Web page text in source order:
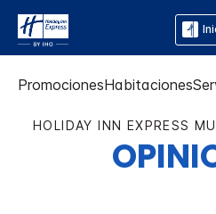
PromocionesHabitaciones
HOLIDAY INN EXPRESS